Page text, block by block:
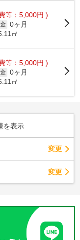
等：5,000円 )
0ヶ月
㎡
等：5,000円 )
0ヶ月
㎡
を表示
変更
変更